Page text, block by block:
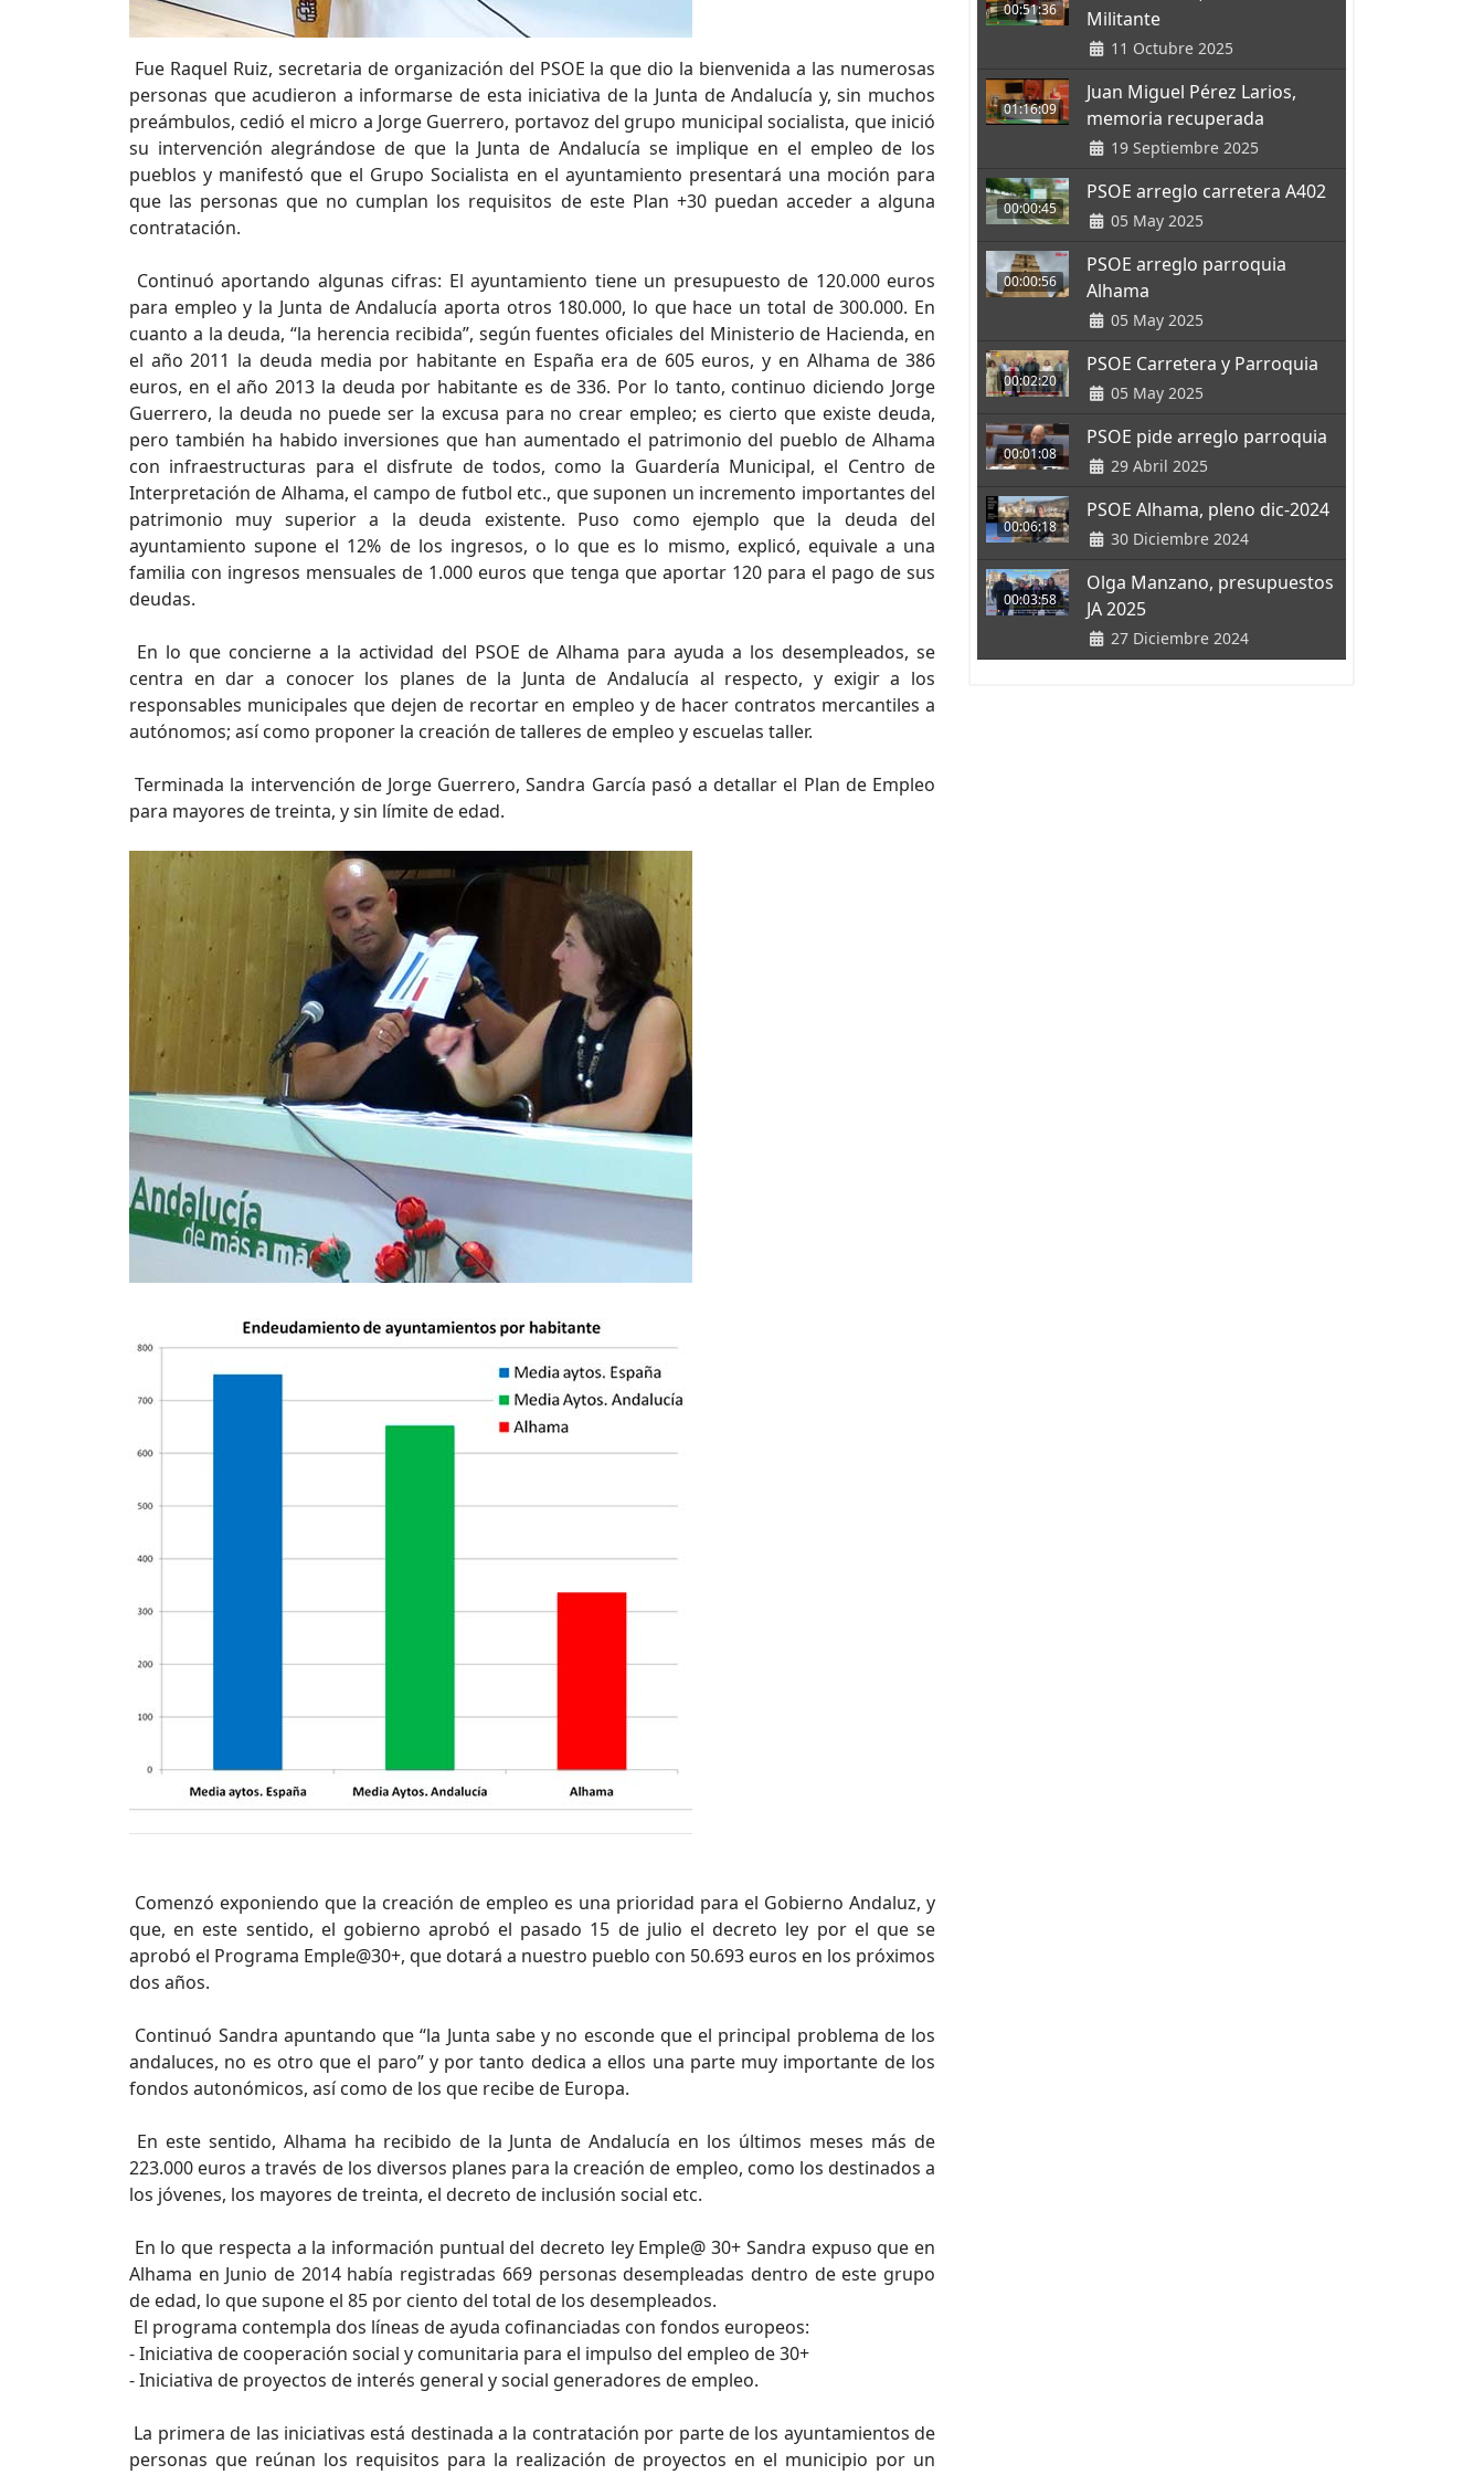
Fue Raquel Ruiz, secretaria de organización del PSOE la que dio la bienvenida a las numerosas
personas que acudieron a informarse de esta iniciativa de la Junta de Andalucía y, sin muchos
preámbulos, cedió el micro a Jorge Guerrero, portavoz del grupo municipal socialista, que inició
su intervención alegrándose de que la Junta de Andalucía se implique en el empleo de los
pueblos y manifestó que el Grupo Socialista en el ayuntamiento presentará una moción para
que las personas que no cumplan los requisitos de este Plan +30 puedan acceder a alguna
contratación.
Continuó aportando algunas cifras: El ayuntamiento tiene un presupuesto de 120.000 euros
para empleo y la Junta de Andalucía aporta otros 180.000, lo que hace un total de 300.000. En
cuanto a la deuda, “la herencia recibida”, según fuentes oficiales del Ministerio de Hacienda, en
el año 2011 la deuda media por habitante en España era de 605 euros, y en Alhama de 386
euros, en el año 2013 la deuda por habitante es de 336. Por lo tanto, continuo diciendo Jorge
Guerrero, la deuda no puede ser la excusa para no crear empleo; es cierto que existe deuda,
pero también ha habido inversiones que han aumentado el patrimonio del pueblo de Alhama
con infraestructuras para el disfrute de todos, como la Guardería Municipal, el Centro de
Interpretación de Alhama, el campo de futbol etc., que suponen un incremento importantes del
patrimonio muy superior a la deuda existente. Puso como ejemplo que la deuda del
ayuntamiento supone el 12% de los ingresos, o lo que es lo mismo, explicó, equivale a una
familia con ingresos mensuales de 1.000 euros que tenga que aportar 120 para el pago de sus
deudas.
En lo que concierne a la actividad del PSOE de Alhama para ayuda a los desempleados, se
centra en dar a conocer los planes de la Junta de Andalucía al respecto, y exigir a los
responsables municipales que dejen de recortar en empleo y de hacer contratos mercantiles a
autónomos; así como proponer la creación de talleres de empleo y escuelas taller.
Terminada la intervención de Jorge Guerrero, Sandra García pasó a detallar el Plan de Empleo
para mayores de treinta, y sin límite de edad.
Comenzó exponiendo que la creación de empleo es una prioridad para el Gobierno Andaluz, y
que, en este sentido, el gobierno aprobó el pasado 15 de julio el decreto ley por el que se
aprobó el Programa Emple@30+, que dotará a nuestro pueblo con 50.693 euros en los próximos
dos años.
Continuó Sandra apuntando que “la Junta sabe y no esconde que el principal problema de los
andaluces, no es otro que el paro” y por tanto dedica a ellos una parte muy importante de los
fondos autonómicos, así como de los que recibe de Europa.
En este sentido, Alhama ha recibido de la Junta de Andalucía en los últimos meses más de
223.000 euros a través de los diversos planes para la creación de empleo, como los destinados a
los jóvenes, los mayores de treinta, el decreto de inclusión social etc.
En lo que respecta a la información puntual del decreto ley Emple@ 30+ Sandra expuso que en
Alhama en Junio de 2014 había registradas 669 personas desempleadas dentro de este grupo
de edad, lo que supone el 85 por ciento del total de los desempleados.
El programa contempla dos líneas de ayuda cofinanciadas con fondos europeos:
- Iniciativa de cooperación social y comunitaria para el impulso del empleo de 30+
- Iniciativa de proyectos de interés general y social generadores de empleo.
La primera de las iniciativas está destinada a la contratación por parte de los ayuntamientos de
personas que reúnan los requisitos para la realización de proyectos en el municipio por un
00:51:36
Militante
11 Octubre 2025
01:16:09
Juan Miguel Pérez Larios,
memoria recuperada
19 Septiembre 2025
00:00:45
PSOE arreglo carretera A402
05 May 2025
00:00:56
PSOE arreglo parroquia
Alhama
05 May 2025
00:02:20
PSOE Carretera y Parroquia
05 May 2025
00:01:08
PSOE pide arreglo parroquia
29 Abril 2025
00:06:18
PSOE Alhama, pleno dic-2024
30 Diciembre 2024
00:03:58
Olga Manzano, presupuestos
JA 2025
27 Diciembre 2024